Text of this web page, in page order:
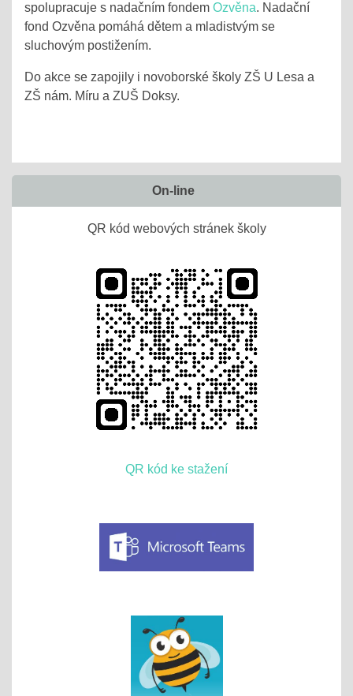
spolupracuje s nadačním fondem Ozvěna. Nadační
fond Ozvěna pomáhá dětem a mladistvým se
sluchovým postižením.
Do akce se zapojily i novoborské školy ZŠ U Lesa a
ZŠ nám. Míru a ZUŠ Doksy.
On-line
QR kód webových stránek školy
QR kód ke stažení